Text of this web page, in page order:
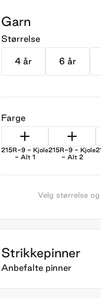
Garn
Størrelse
4 år 6 år
Farge
215R-9 - Kjole
- Alt 1
215R-9 - Kjole
- Alt 2
Velg størrelse
Strikkepinner
Anbefalte pinner